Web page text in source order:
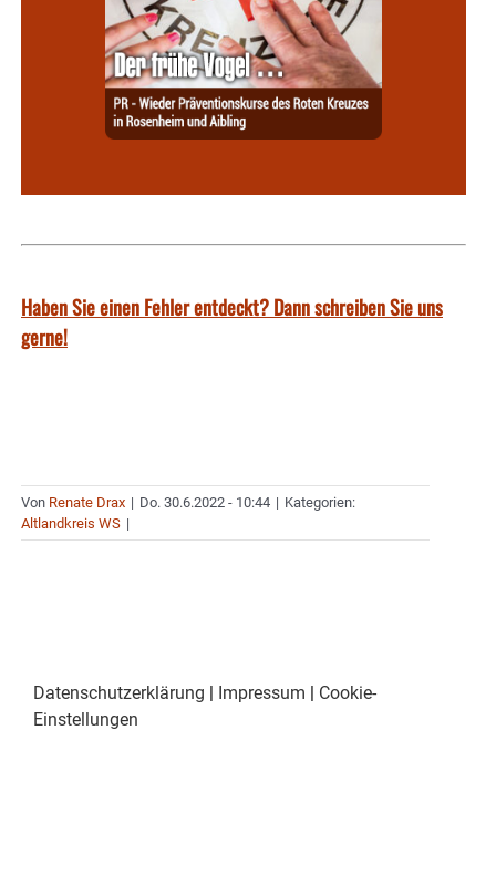
Haben Sie einen Fehler entdeckt? Dann schreiben Sie uns
gerne!
Von Renate Drax | Do. 30.6.2022 - 10:44 | Kategorien:
Altlandkreis WS |
Datenschutzerklärung Impressum
Cookie-
Einstellungen